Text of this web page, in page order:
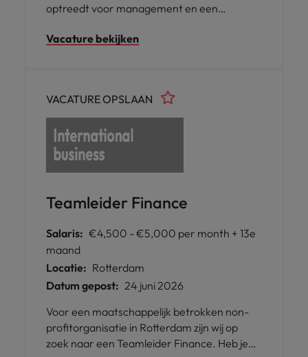
optreedt voor management en een
controlcyclus? Dan is deze functie iets voor
Vacature bekijken
Teamleider Finance
VACATURE OPSLAAN
Salaris: €4,500 - €5,000 per month + 13e
maand
Locatie: Rotterdam
Datum gepost: 24 juni 2026
Voor een maatschappelijk betrokken non-
profitorganisatie in Rotterdam zijn wij op
zoek naar een Teamleider Finance. Heb je